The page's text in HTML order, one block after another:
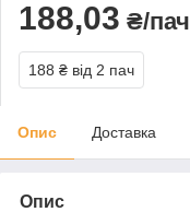
188,03 ₴/пач
188 ₴ від 2 пач
Опис Доставка
Опис